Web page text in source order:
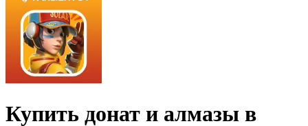
Купить донат и алмазы в